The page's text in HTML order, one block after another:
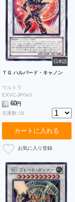
日本語
ＴＧ ハルバード・キャノン
ウルトラ
EXVC-JP043
A
60円
在庫数:18
カートに入れる